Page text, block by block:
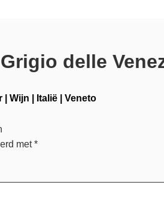
delle
| Wijn Italië| Veneto
met*